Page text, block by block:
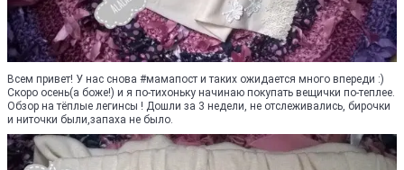
Всем привет! У нас снова #мамапост и таких ожидается много впереди :)
Скоро осень(а боже!) и я по-тихоньку начинаю покупать вещички по-теплее.
Обзор на тёплые легинсы ! Дошли за 3 недели, не отслеживались, бирочки
и ниточки были,запаха не было.